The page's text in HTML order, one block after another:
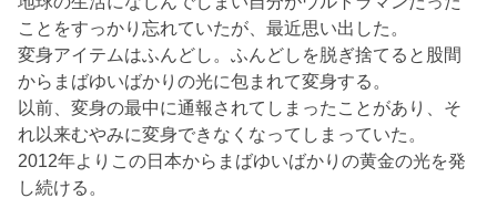
ことをすっかり忘れていたが、最近思い出した。
変身アイテムはふんどし。ふんどしを脱ぎ捨てると股間
からまばゆいばかりの光に包まれて変身する。
以前、変身の最中に通報されてしまったことがあり、そ
れ以来むやみに変身できなくなってしまっていた。
2012年よりこの日本からまばゆいばかりの黄金の光を発
し続ける。